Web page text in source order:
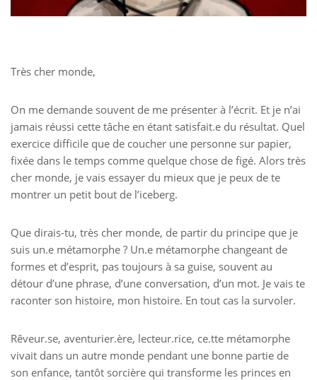
Très cher monde,
On me demande souvent de me présenter à l’écrit. Et je n’ai
jamais réussi cette tâche en étant satisfait.e du résultat. Quel
exercice difficile que de coucher une personne sur papier,
fixée dans le temps comme quelque chose de figé. Alors très
cher monde, je vais essayer du mieux que je peux de te
montrer un petit bout de l’iceberg.
Que dirais-tu, très cher monde, de partir du principe que je
suis un.e métamorphe ? Un.e métamorphe changeant de
formes et d’esprit, pas toujours à sa guise, souvent au
détour d’une phrase, d’une conversation, d’un mot. Je vais te
raconter son histoire, mon histoire. En tout cas la survoler.
Rêveur.se, aventurier.ère, lecteur.rice, ce.tte métamorphe
vivait dans un autre monde pendant une bonne partie de
son enfance, tantôt sorcière qui transforme les princes en